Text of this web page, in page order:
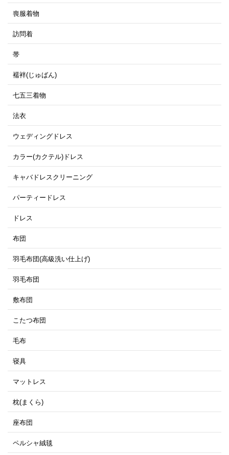
喪服着物
訪問着
帯
襦袢(じゅばん)
七五三着物
法衣
ウェディングドレス
カラー(カクテル)ドレス
キャバドレスクリーニング
パーティードレス
ドレス
布団
羽毛布団(高級洗い仕上げ)
羽毛布団
敷布団
こたつ布団
毛布
寝具
マットレス
枕(まくら)
座布団
ペルシャ絨毯